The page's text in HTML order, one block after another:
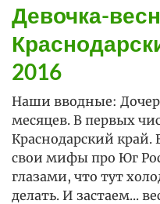
Девочка-
2016
Наши вводные:
месяцев. В первых
Краснодарский край.
свои мифы про Юг
глазами, что тут
делать. И застаем...